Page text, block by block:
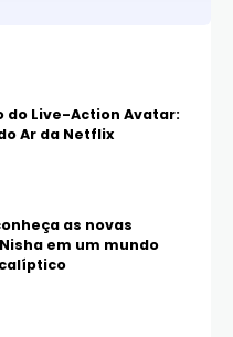
do Live-Action Avatar:
Ar da Netflix
as novas
em um mundo